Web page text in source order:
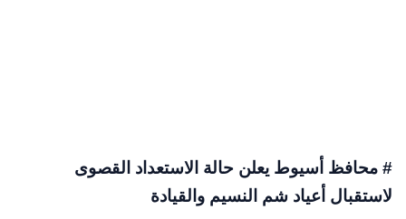
# محافظ أسيوط يعلن حالة الاستعداد القصوى
لاستقبال أعياد شم النسيم والقيادة